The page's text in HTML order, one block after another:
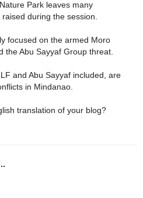
Park leaves many
during the session.
focused on the armed Moro
the Abu Sayyaf Group threat.
and Abu Sayyaf included, are
in Mindanao.
translation of your blog?